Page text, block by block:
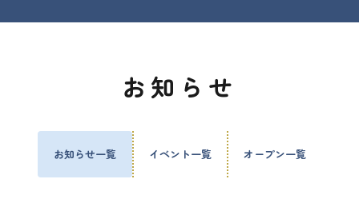
お知らせ
お知らせ一覧 イベント一覧 オープン一覧